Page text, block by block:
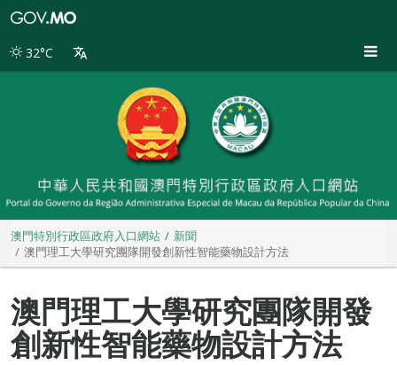
別
32°C
澳門特別行政區政府入口網站
新聞
澳門理工大學研究團隊開發創新性智能藥物設計方法
澳門理工大學研究團隊開發
創新性智能藥物設計方法